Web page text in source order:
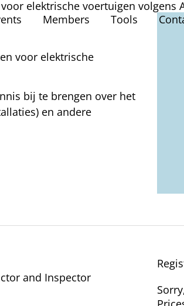
Members Tools
elektrische voertuigen volgens
voor elektrische
bij te brengen over het
en andere
and Inspector